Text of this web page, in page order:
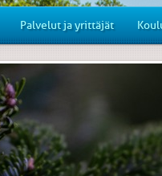
Palvelut ja yrittäjät